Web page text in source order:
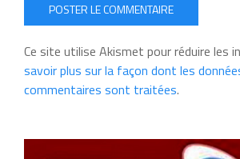
POSTER LE COMMENTAIRE
Ce site utilise Akismet pour réduire les
savoir plus sur la façon dont les
commentaires sont traitées.